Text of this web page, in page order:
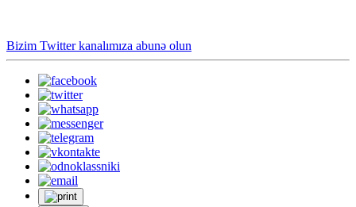
Bizim Twitter kanalımıza abunə olun